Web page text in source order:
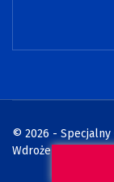
© 2026 - Specjalny
Wdrożenie: